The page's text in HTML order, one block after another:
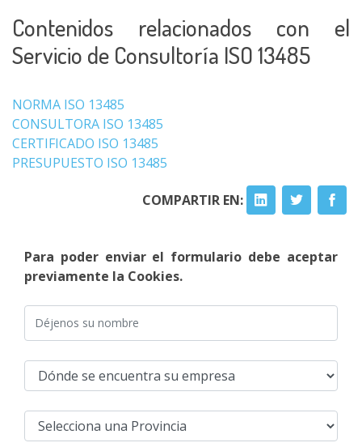
Contenidos relacionados con el
Servicio de Consultoría ISO 13485
NORMA ISO 13485
CONSULTORA ISO 13485
CERTIFICADO ISO 13485
PRESUPUESTO ISO 13485
COMPARTIR EN:
Para poder enviar el formulario debe aceptar
previamente la Cookies.